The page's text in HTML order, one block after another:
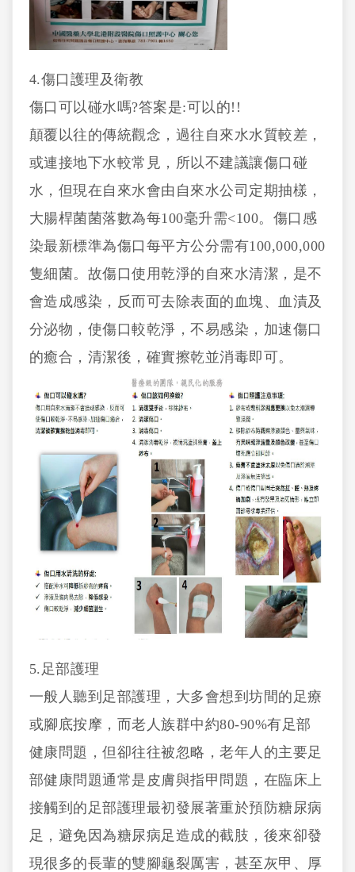
4.傷口護理及衛教
傷口可以碰水嗎?答案是:可以的!!
顛覆以往的傳統觀念，過往自來水水質較差，
或連接地下水較常見，所以不建議讓傷口碰
水，但現在自來水會由自來水公司定期抽樣，
大腸桿菌菌落數為每100毫升需<100。傷口感
染最新標準為傷口每平方公分需有100,000,000
隻細菌。故傷口使用乾淨的自來水清潔，是不
會造成感染，反而可去除表面的血塊、血漬及
分泌物，使傷口較乾淨，不易感染，加速傷口
的癒合，清潔後，確實擦乾並消毒即可。
5.足部護理
一般人聽到足部護理，大多會想到坊間的足療
或腳底按摩，而老人族群中約80-90%有足部
健康問題，但卻往往被忽略，老年人的主要足
部健康問題通常是皮膚與指甲問題，在臨床上
接觸到的足部護理最初發展著重於預防糖尿病
足，避免因為糖尿病足造成的截肢，後來卻發
現很多的長輩的雙腳龜裂厲害，甚至灰甲、厚